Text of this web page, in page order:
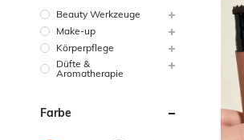
Beauty Werkzeuge
Make-up
Körperpflege
Düfte &
Aromatherapie
Farbe